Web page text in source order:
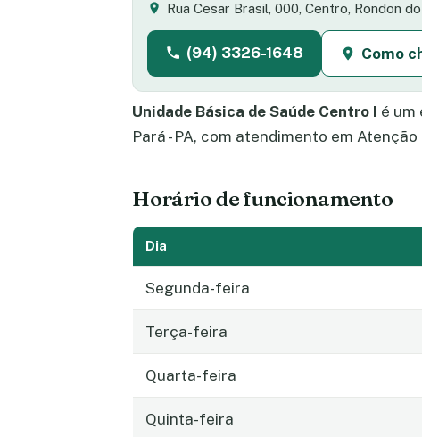
Rua Cesar Brasil, 000, Centro, Rondon
(94) 3326-1648 Como
Unidade Básica de Saúde Centro I é um
Pará - PA, com atendimento em
Horário de funcionamento
Dia
Segunda-feira
Terça-feira
Quarta-feira
Quinta-feira